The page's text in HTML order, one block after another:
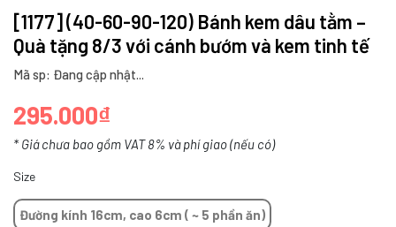
[1177] (40-60-90-120) Bánh kem dâu tằm –
Quà tặng 8/3 với cánh bướm và kem tinh tế
Mã sp: Đang cập nhật...
295.000₫
* Giá chưa bao gồm VAT 8% và phí giao (nếu có)
Size
Đường kính 16cm, cao 6cm ( ~ 5 phần ăn)